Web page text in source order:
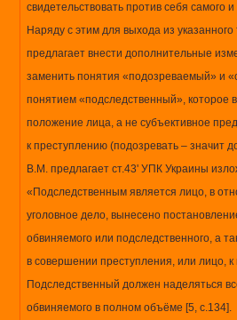
свидетельствовать против себя самого
Наряду с этим для выхода из
предлагает внести дополнительные
заменить понятия «подозреваемый» и
понятием «подследственный», которое
положение лица, а не субъективное
к преступлению (подозревать – значит
В.М. предлагает ст.43' УПК Украины
«Подследственным является лицо, в
уголовное дело, вынесено
обвиняемого или подследственного, а
в совершении преступления, или лицо,
Подследственный должен наделяться
обвиняемого в полном объёме [5, с.134].